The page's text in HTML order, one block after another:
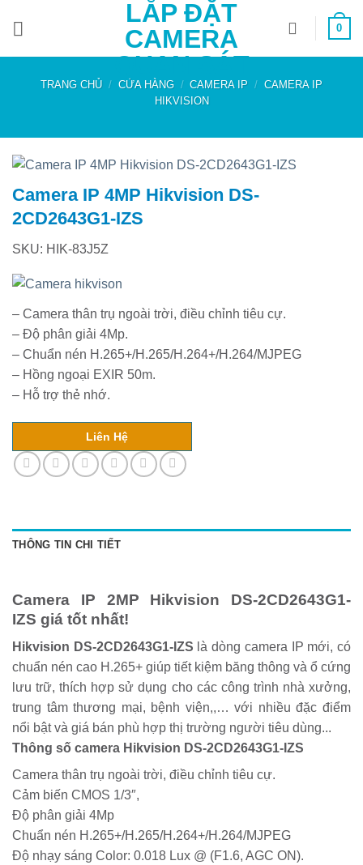
LẮP ĐẶT
CAMERA
QUAN SÁT
0
TRANG CHỦ / CỬA HÀNG / CAMERA IP / CAMERA IP
HIKVISION
Camera IP 4MP Hikvision DS-
2CD2643G1-IZS
SKU: HIK-83J5Z
– Camera thân trụ ngoài trời, điều chỉnh tiêu cự.
– Độ phân giải 4Mp.
– Chuẩn nén H.265+/H.265/H.264+/H.264/MJPEG
– Hồng ngoại EXIR 50m.
– Hỗ trợ thẻ nhớ.
Liên Hệ
THÔNG TIN CHI TIẾT
Camera IP 2MP Hikvision DS-2CD2643G1-
IZS giá tốt nhất!
Hikvision DS-2CD2643G1-IZS là dòng camera IP mới, có
chuẩn nén cao H.265+ giúp tiết kiệm băng thông và ổ cứng
lưu trữ, thích hợp sử dụng cho các công trình nhà xưởng,
trung tâm thương mại, bệnh viện,,… với nhiều đặc điểm
nổi bật và giá bán phù hợp thị trường người tiêu dùng...
Thông số camera Hikvision DS-2CD2643G1-IZS
Camera thân trụ ngoài trời, điều chỉnh tiêu cự.
Cảm biến CMOS 1/3″,
Độ phân giải 4Mp
Chuẩn nén H.265+/H.265/H.264+/H.264/MJPEG
Độ nhạy sáng Color: 0.018 Lux @ (F1.6, AGC ON).